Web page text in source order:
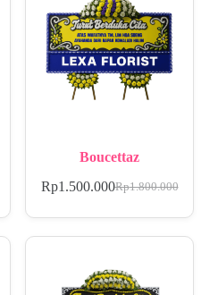
Boucettaz
Rp1.800.000
Rp1.500.000